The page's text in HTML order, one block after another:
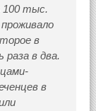
100 тыс.
в
раза в два.
в